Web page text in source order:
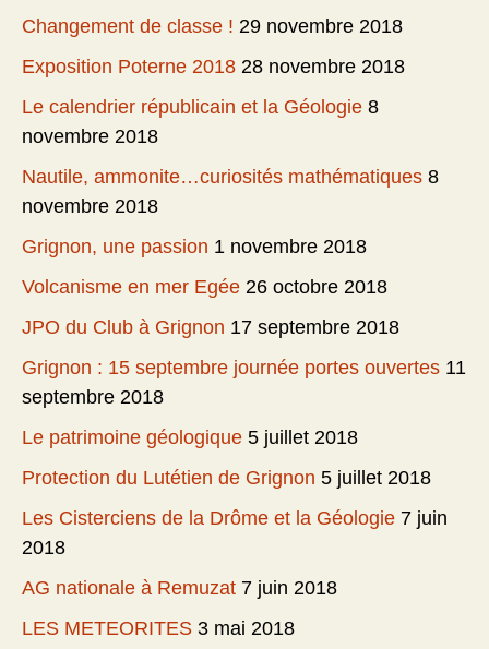
Changement de classe ! 29 novembre 2018
Exposition Poterne 2018 28 novembre 2018
Le calendrier républicain et la Géologie 8
novembre 2018
Nautile, ammonite…curiosités mathématiques 8
novembre 2018
Grignon, une passion 1 novembre 2018
Volcanisme en mer Egée 26 octobre 2018
JPO du Club à Grignon 17 septembre 2018
Grignon : 15 septembre journée portes ouvertes 11
septembre 2018
Le patrimoine géologique 5 juillet 2018
Protection du Lutétien de Grignon 5 juillet 2018
Les Cisterciens de la Drôme et la Géologie 7 juin
2018
AG nationale à Remuzat 7 juin 2018
LES METEORITES 3 mai 2018